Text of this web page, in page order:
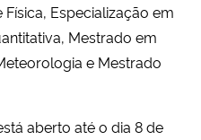
Especialização em
Mestrado em
e Mestrado
aberto até o dia 8 de